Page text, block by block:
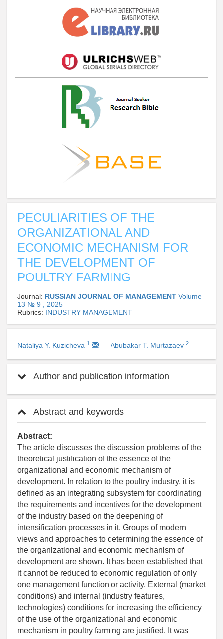
PECULIARITIES OF THE
ORGANIZATIONAL AND
ECONOMIC MECHANISM FOR
THE DEVELOPMENT OF
POULTRY FARMING
Journal: RUSSIAN JOURNAL OF MANAGEMENT Volume
13 № 9 , 2025
Rubrics: INDUSTRY MANAGEMENT
Nataliya Y. Kuzicheva 1 Abubakar T. Murtazaev 2
Author and publication information
Abstract and keywords
Abstract:
The article discusses the discussion problems of the
theoretical justification of the essence of the
organizational and economic mechanism of
development. In relation to the poultry industry, it is
defined as an integrating subsystem for coordinating
the requirements and incentives for the development
of the industry based on the deepening of
intensification processes in it. Groups of modern
views and approaches to determining the essence of
the organizational and economic mechanism of
development are shown. It has been established that
it cannot be reduced to economic regulation of only
one management function or activity. External (market
conditions) and internal (industry features,
technologies) conditions for increasing the efficiency
of the use of the organizational and economic
mechanism in poultry farming are justified. It was